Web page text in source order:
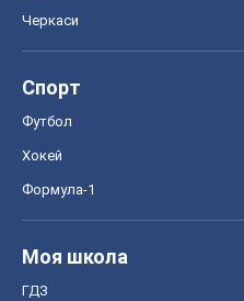
Черкаси
Спорт
Футбол
Хокей
Формула-1
Моя школа
ГДЗ